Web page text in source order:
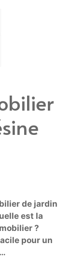
de jardin
est la
?
pour un